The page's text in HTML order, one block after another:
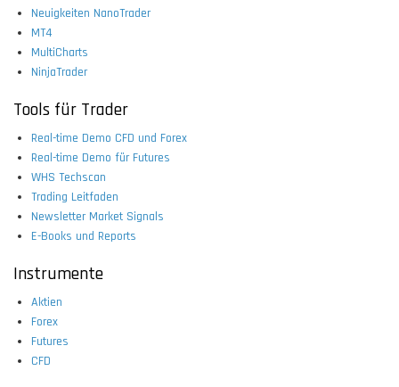
Neuigkeiten NanoTrader
MT4
MultiCharts
NinjaTrader
Tools für Trader
Real-time Demo CFD und Forex
Real-time Demo für Futures
WHS Techscan
Trading Leitfaden
Newsletter Market Signals
E-Books und Reports
Instrumente
Aktien
Forex
Futures
CFD